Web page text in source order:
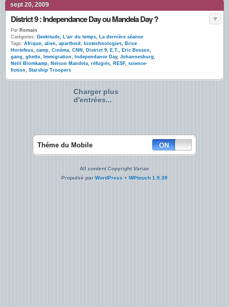
sept 20, 2009
District 9 : Independance Day ou Mandela Day ?
Par Romain
Catégories: Geekitude, L'air du temps, La dernière séance
Tags: Afrique, alien, apartheid , biotechnologies, Brice
Hortefeux, camp, Cinéma, CNN , District 9, E.T., Eric Besson,
gang, ghetto, Immigration, Independance Day, Johannesburg,
Neill Blomkamp, Nelson Mandela, réfugiés, RESF, science-
fiction, Starship Troopers
Charger plus
d'entrées...
Théme du Mobile
All content Copyright Variae
Propulsé parWordPress + WPtouch 1.9.39